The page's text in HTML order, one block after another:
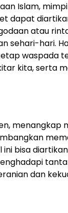
Islam,
dapat
atau
sehari-hari.
waspada
kita, serta
menangkap
ini bisa
dan